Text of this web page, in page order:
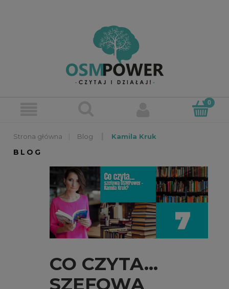
Blog Kamila Kruk
BLOG
CO CZYTA…
SZEFOWA